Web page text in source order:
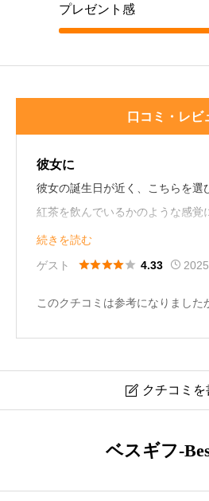
プレゼント感
口コミ・レビ
彼女に
彼女の誕生日が近く、こちらを選
紅茶を飲んでいるかのような感覚
で、これからいっぱい使用したい
喜んでくれて僕も嬉しかったです
続きを読む
ゲスト
 4.33
このクチコミは参考になりました
 クチコミを
ガニック＆ビーガン ボディロー
ベスギフ-